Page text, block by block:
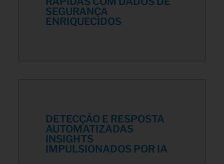
SEGURANÇA
ENRIQUECIDOS
DETECÇÃO E RESPOSTA
AUTOMATIZADAS
INSIGHTS
IMPULSIONADOS POR IA